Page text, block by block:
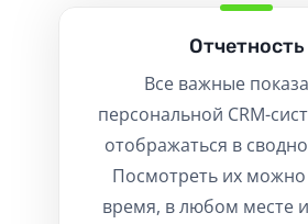
Отчетность
Все важные
персональной CRM-
отображаться в
Посмотреть их
время, в любом месте